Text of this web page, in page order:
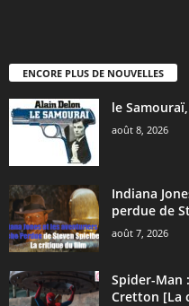
ENCORE PLUS DE NOUVELLES
le
août 8, 2026
Indiana
perdue de
août 7, 2026
Spider-Man
Cretton [La